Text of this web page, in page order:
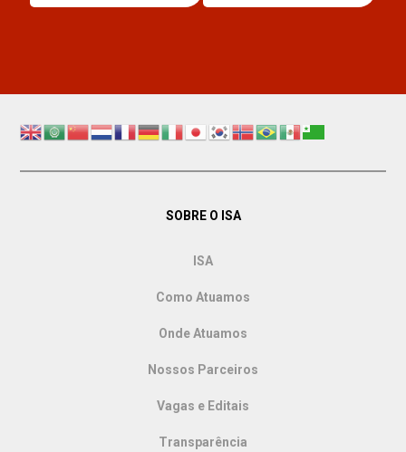
SOBRE O ISA
ISA
Como Atuamos
Onde Atuamos
Nossos Parceiros
Vagas e Editais
Transparência